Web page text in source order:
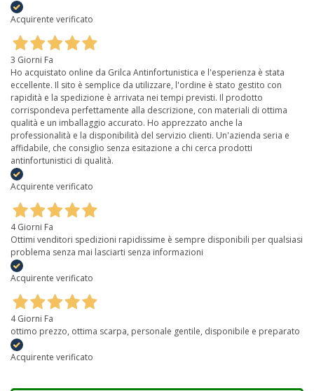
Acquirente verificato
3 Giorni Fa
Ho acquistato online da Grilca Antinfortunistica e l'esperienza è stata
eccellente. Il sito è semplice da utilizzare, l'ordine è stato gestito con
rapidità e la spedizione è arrivata nei tempi previsti. Il prodotto
corrispondeva perfettamente alla descrizione, con materiali di ottima
qualità e un imballaggio accurato. Ho apprezzato anche la
professionalità e la disponibilità del servizio clienti. Un'azienda seria e
affidabile, che consiglio senza esitazione a chi cerca prodotti
antinfortunistici di qualità.
Acquirente verificato
4 Giorni Fa
Ottimi venditori spedizioni rapidissime è sempre disponibili per qualsiasi
problema senza mai lasciarti senza informazioni
Acquirente verificato
4 Giorni Fa
ottimo prezzo, ottima scarpa, personale gentile, disponibile e preparato
Acquirente verificato